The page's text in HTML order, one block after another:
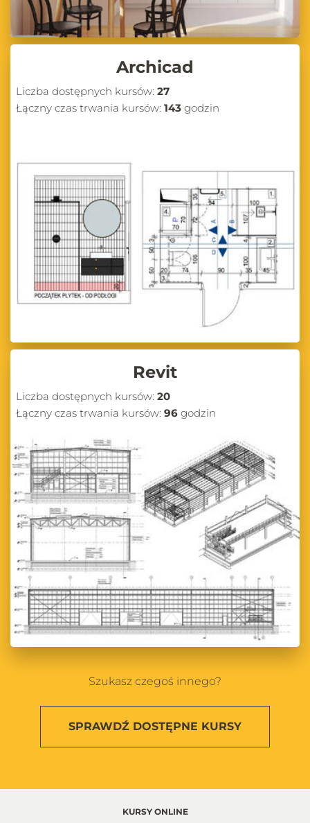
Archicad
Liczba dostępnych kursów: 27
Łączny czas trwania kursów: 143 godzin
Revit
Liczba dostępnych kursów: 20
Łączny czas trwania kursów: 96 godzin
Szukasz czegoś innego?
SPRAWDŹ DOSTĘPNE KURSY
KURSY ONLINE